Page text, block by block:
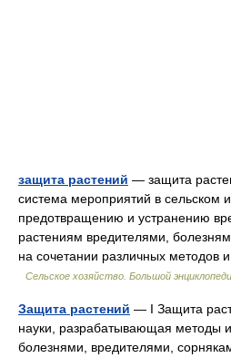
защита растений — защита
система мероприятий в сельском
предотвращению и устранению
растениям вредителями,
на сочетании различных методов
Сельское хозяйство. Большой
Защита растений — I Защита
науки, разрабатывающая методы
болезнями, вредителями,